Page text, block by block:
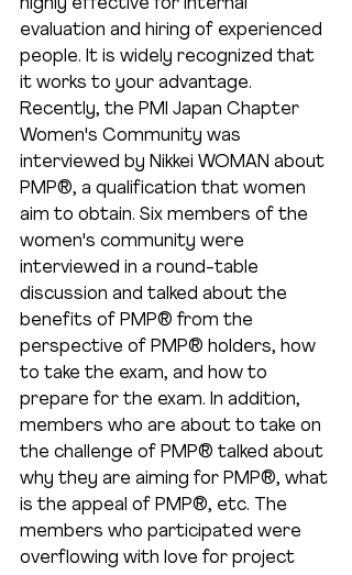
highly effective for internal
evaluation and hiring of experienced
people. It is widely recognized that
it works to your advantage.
Recently, the PMI Japan Chapter
Women's Community was
interviewed by Nikkei WOMAN about
PMP®, a qualification that women
aim to obtain. Six members of the
women's community were
interviewed in a round-table
discussion and talked about the
benefits of PMP® from the
perspective of PMP® holders, how
to take the exam, and how to
prepare for the exam. In addition,
members who are about to take on
the challenge of PMP® talked about
why they are aiming for PMP®, what
is the appeal of PMP®, etc. The
members who participated were
overflowing with love for project